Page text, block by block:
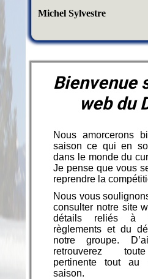
Michel Sylvestre
Bienvenue
web du
Nous amorcerons
saison ce qui en
dans le monde du
Je pense que vous
reprendre la
Nous vous
consulter notre site
détails reliés à
règlements et du
notre groupe.
retrouverez
pertinente tout au
saison.